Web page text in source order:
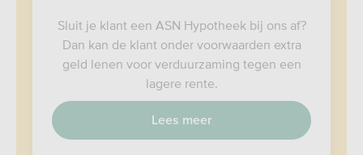
Sluit je klant een ASN Hypotheek bij ons af?
Dan kan de klant onder voorwaarden extra
geld lenen voor verduurzaming tegen een
lagere rente.
Lees meer